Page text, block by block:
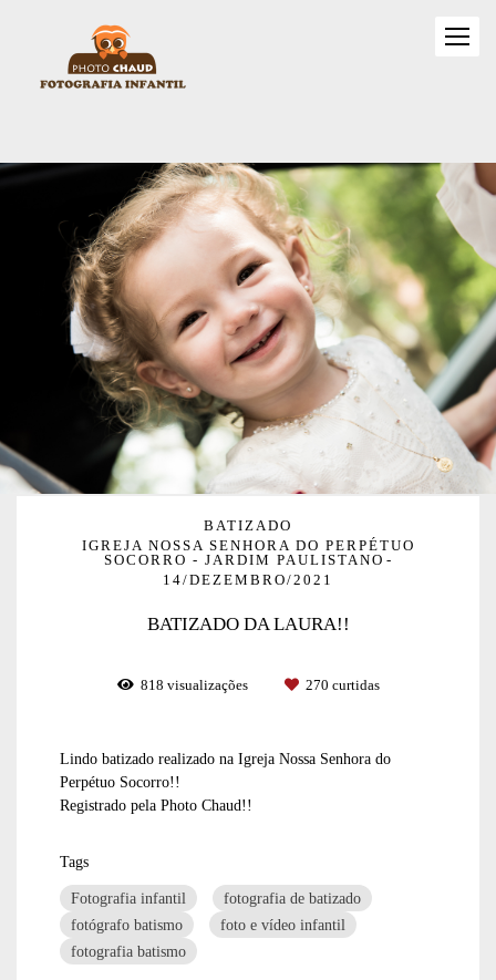
BATIZADO
IGREJA NOSSA SENHORA DO PERPÉTUO
SOCORRO - JARDIM PAULISTANO
14/DEZEMBRO/2021
BATIZADO DA LAURA!!
818 visualizações 270 curtidas
Lindo batizado realizado na Igreja Nossa Senhora do
Perpétuo Socorro!!
Registrado pela Photo Chaud!!
Tags
Fotografia infantil
fotografia de batizado
fotógrafo batismo
foto e vídeo infantil
fotografia batismo